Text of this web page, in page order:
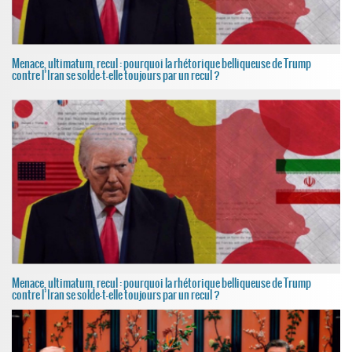
Menace, ultimatum, recul : pourquoi la rhétorique belliqueuse de Trump
contre l’Iran se solde-t-elle toujours par un recul ?
Menace, ultimatum, recul : pourquoi la rhétorique belliqueuse de Trump
contre l’Iran se solde-t-elle toujours par un recul ?